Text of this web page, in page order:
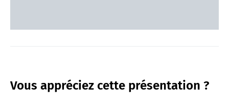
Vous appréciez cette présentation ?